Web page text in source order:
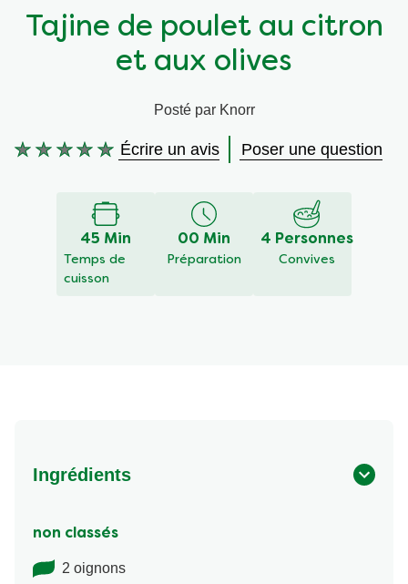
Végétarien
Wraps aux légumes
Aides culinaires
Prêt à l'emploi
Tajine de poulet au citron
et aux olives
Posté par Knorr
Aucune
Écrire un avis Poser une question
45 Min
Temps de
cuisson
00 Min
Préparation
4 Personnes
Convives
Ingrédients
non classés
2 oignons